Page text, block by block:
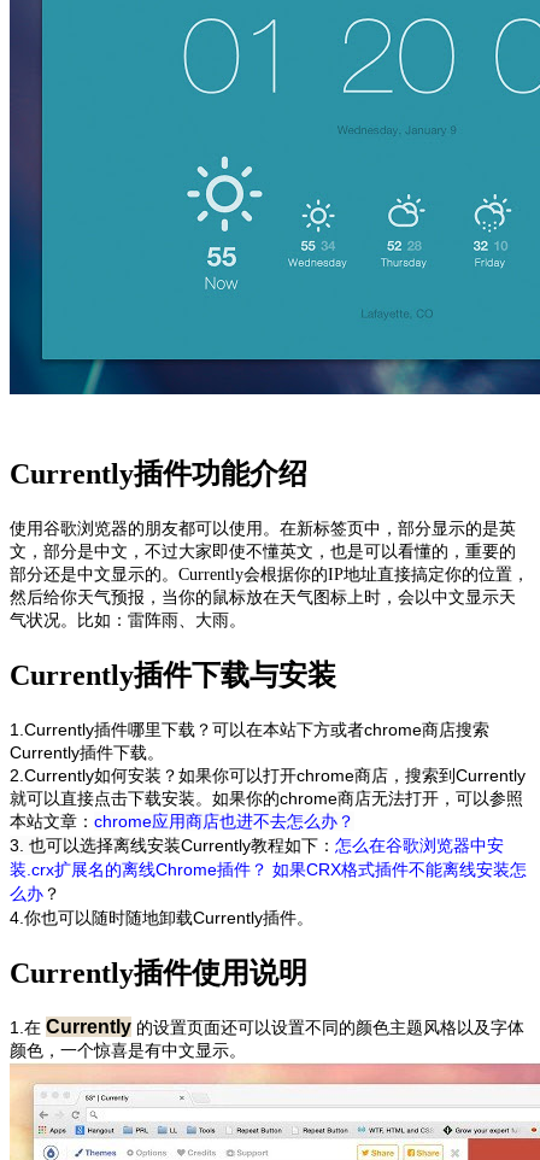
Currently插件功能介绍
使用谷歌浏览器的朋友都可以使用。在新标签页中，部分显示的是英
文，部分是中文，不过大家即使不懂英文，也是可以看懂的，重要的
部分还是中文显示的。Currently会根据你的IP地址直接搞定你的位置，
然后给你天气预报，当你的鼠标放在天气图标上时，会以中文显示天
气状况。比如：雷阵雨、大雨。
Currently插件下载与安装
1.Currently插件哪里下载？可以在本站下方或者chrome商店搜索
Currently插件下载。
2. Currently如何安装？如果你可以打开chrome商店，搜索到Currently
就可以直接点击下载安装。如果你的chrome商店无法打开，可以参照
本站文章： chrome应用商店也进不去怎么办？
3. 也可以选择离线安装Currently教程如下： 怎么在谷歌浏览器中安
装.crx扩展名的离线Chrome插件 ？ 如果CRX格式插件不能离线安装怎
么办 ？
4.你也可以随时随地卸载Currently插件。
Currently插件使用说明
1.在 Currently 的设置页面还可以设置不同的颜色主题风格以及字体
颜色，一个惊喜是有中文显示。